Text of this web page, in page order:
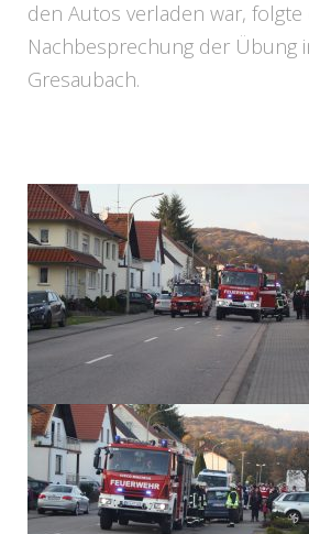
den Autos verladen war, folgte
Nachbesprechung der Übung
Gresaubach.